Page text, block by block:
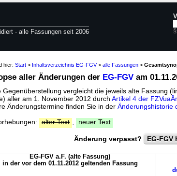
- alle Fassungen seit 2006
hier: Start > Inhaltsverzeichnis EG-FGV> alle Fassungen >
aller Änderungen der EG-FGV am
Gegenüberstellung vergleicht die jeweils alte Fassung
aller am 1. November 2012 durch Artikel 4 der
Änderungstermine finden Sie in der Änderungshistorie
alter Text neuer Text
Änderung verpasst? EG-FGV
EG-FGV a.F. (alte Fassung)
in der vor dem 01.11.2012 geltenden Fassung